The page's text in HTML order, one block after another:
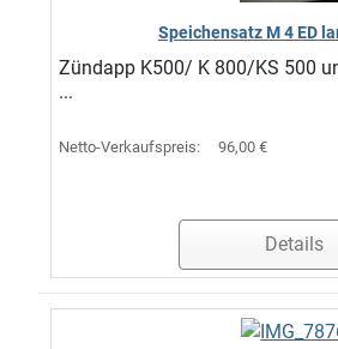
Speichensatz M 4 ED
Zündapp K500/ K 800/KS 500
...
Netto-Verkaufspreis: 96,00 €
Details